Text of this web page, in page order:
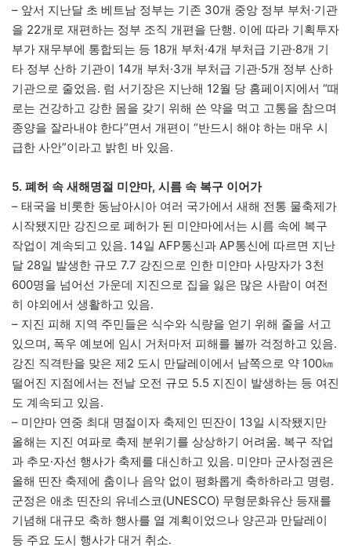
– 앞서 지난달 초 베트남 정부는 기존 30개 중앙 정부 부처·기관
을 22개로 재편하는 정부 조직 개편을 단행. 이에 따라 기획투자
부가 재무부에 통합되는 등 18개 부처·4개 부처급 기관·8개 기
타 정부 산하 기관이 14개 부처·3개 부처급 기관·5개 정부 산하
기관으로 줄었음. 럼 서기장은 지난해 12월 당 홈페이지에서 “때
로는 건강하고 강한 몸을 갖기 위해 쓴 약을 먹고 고통을 참으며
종양을 잘라내야 한다”면서 개편이 “반드시 해야 하는 매우 시
급한 사안”이라고 밝힌 바 있음.
5. 폐허 속 새해명절 미얀마, 시름 속 복구 이어가
– 태국을 비롯한 동남아시아 여러 국가에서 새해 전통 물축제가
시작됐지만 강진으로 폐허가 된 미얀마에서는 시름 속에 복구
작업이 계속되고 있음. 14일 AFP통신과 AP통신에 따르면 지난
달 28일 발생한 규모 7.7 강진으로 인한 미얀마 사망자가 3천
600명을 넘어선 가운데 지진으로 집을 잃은 많은 사람이 여전
히 야외에서 생활하고 있음.
– 지진 피해 지역 주민들은 식수와 식량을 얻기 위해 줄을 서고
있으며, 폭우 예보에 임시 거처마저 피해를 볼까 걱정하고 있음.
강진 직격탄을 맞은 제2 도시 만달레이에서 남쪽으로 약 100㎞
떨어진 지점에서는 전날 오전 규모 5.5 지진이 발생하는 등 여진
도 계속되고 있음.
– 미얀마 연중 최대 명절이자 축제인 띤잔이 13일 시작됐지만
올해는 지진 여파로 축제 분위기를 상상하기 어려움. 복구 작업
과 추모·자선 행사가 축제를 대신하고 있음. 미얀마 군사정권은
올해 띤잔 축제에 춤이나 음악 없이 평화롭게 축하하라고 명령.
군정은 애초 띤잔의 유네스코(UNESCO) 무형문화유산 등재를
기념해 대규모 축하 행사를 열 계획이었으나 양곤과 만달레이
등 주요 도시 행사가 대거 취소.